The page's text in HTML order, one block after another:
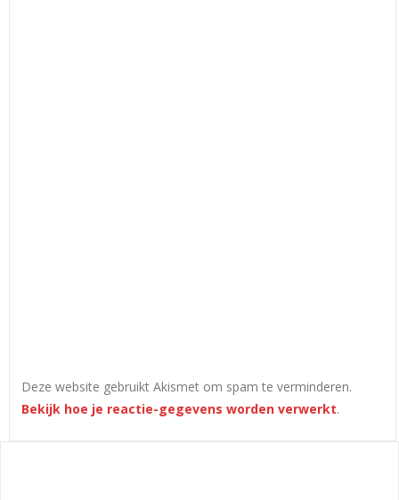
Deze website gebruikt Akismet om spam te verminderen.
Bekijk hoe je reactie-gegevens worden verwerkt.